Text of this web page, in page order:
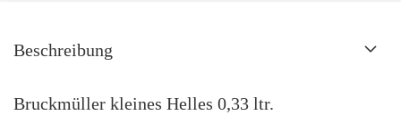
Beschreibung
Bruckmüller kleines Helles 0,33 ltr.